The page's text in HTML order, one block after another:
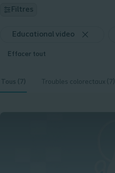
Filtres
Educational video
Effacer tout
Tous (7) Troubles colorectaux (7)